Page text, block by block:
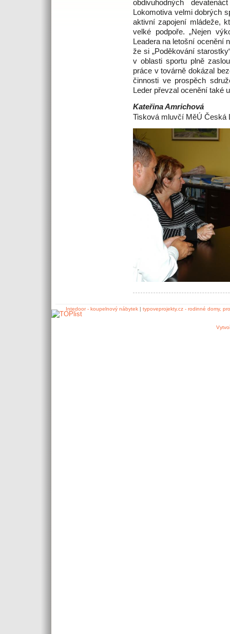
obdivuhodných
Lokomotiva velmi dobrých
aktivní zapojení mládeže,
velké podpoře. „Nejen
Leadera na letošní ocenění
že si „Poděkování
v oblasti sportu plně
práce v továrně dokázal
činnosti ve prospěch
Leder převzal ocenění také
Kateřina Amrichová
Tisková mluvčí MěÚ Česká
Intedoor - koupelnový nábytek| typoveprojekty.cz - rodinné domy,